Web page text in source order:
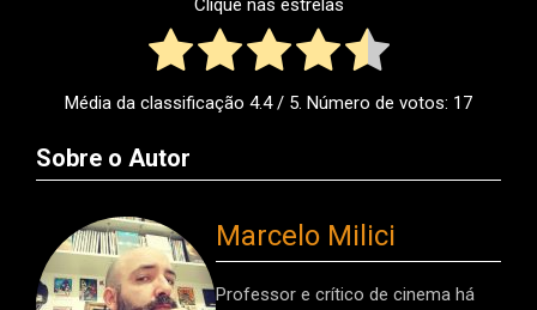
Clique nas estrelas
Média da classificação 4.4/ 5. Número de votos: 17
Sobre o Autor
Marcelo Milici
Professor e crítico de cinema há